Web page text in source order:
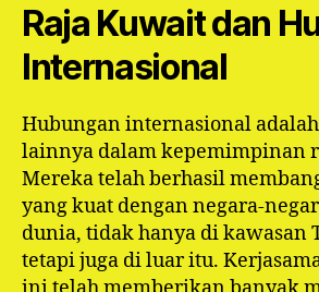
Raja Kuwait dan
Internasional
Hubungan internasional
lainnya dalam kepemimpinan
Mereka telah berhasil
yang kuat dengan negara-
dunia, tidak hanya di kawasan
tetapi juga di luar itu.